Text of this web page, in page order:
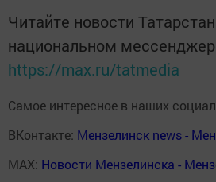
Читайте новости
национальном
https://max.ru/tatmedia
Самое интересное в наших
ВКонтакте: Мензелинск news -
MAX: Новости Мензелинска -